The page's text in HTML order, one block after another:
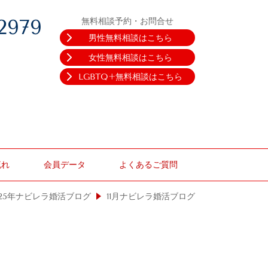
無料相談予約・お問合せ
男性無料相談はこちら
女性無料相談はこちら
LGBTQ+無料相談はこちら
会員データ よくあるご質問
年ナビレラ婚活ブログ 11月ナビレラ婚活ブログ